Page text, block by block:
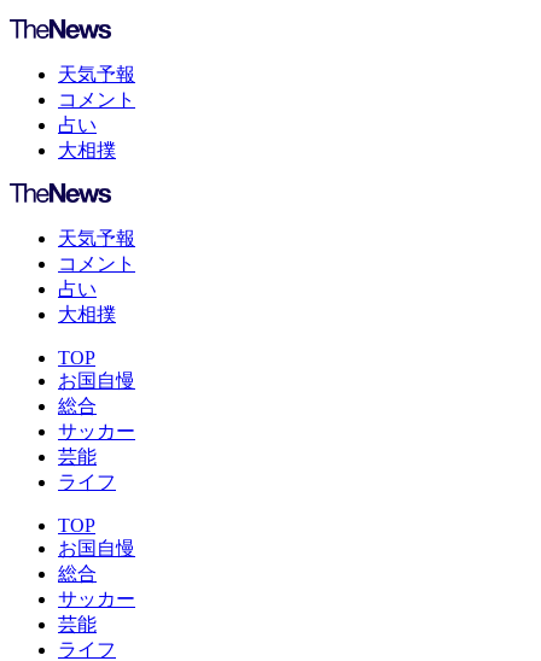
天気予報
コメント
占い
大相撲
天気予報
コメント
占い
大相撲
TOP
お国自慢
総合
サッカー
芸能
ライフ
TOP
お国自慢
総合
サッカー
芸能
ライフ